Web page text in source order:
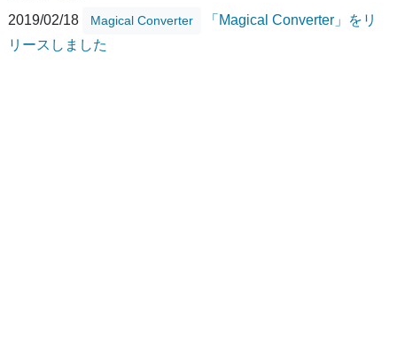
2019/02/18
Magical Converter
「Magical Converter」をリ
リースしました